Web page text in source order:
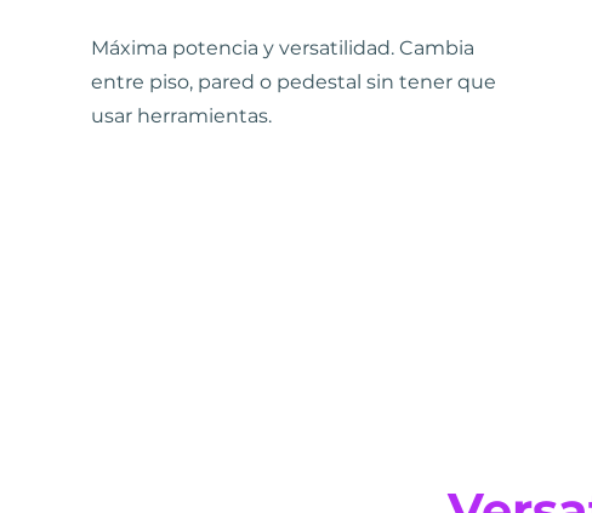
Máxima potencia y versatilidad. Cambia
entre piso, pared o pedestal sin tener que
usar herramientas.